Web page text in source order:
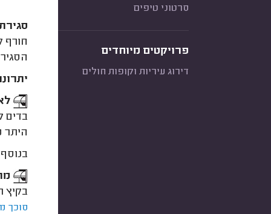
סרטוני טיפים
פרויקטים מיוחדים
דירוג עיריות וקופות חולים
חורף
בדים
היתר
בקיץ
סוכך